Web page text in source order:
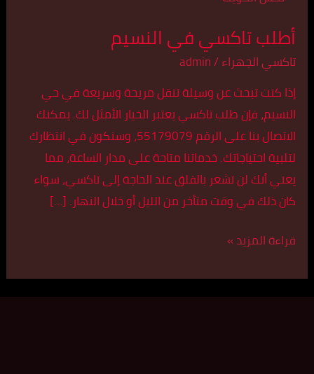
أطلب تاكسي في النسيم
تاكسي الجهراء/
admin
إذا كنت تبحث عن وسيلة تنقل مريحة وسريعة في حي
النسيم، فإن طلب تاكسي يعتبر الخيار الأمثل لك. يمكنك
الاتصال بنا على الرقم 55179079، وسنكون في انتظارك
لتلبية احتياجاتك. خدماتنا متاحة على مدار الساعة، مما
يعني أنك لن تشعر بالقلق عند الحاجة إلى تاكسي، سواء
كان ذلك في وقت متأخر من الليل أو خلال النهار. […]
في
النسيم
قراءة المزيد »